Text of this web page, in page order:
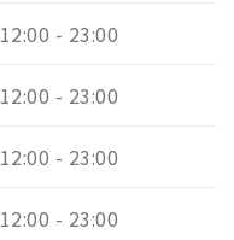
12:00 - 23:00
12:00 - 23:00
12:00 - 23:00
12:00 - 23:00